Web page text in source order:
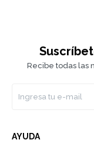
Recibe todas las
AYUDA